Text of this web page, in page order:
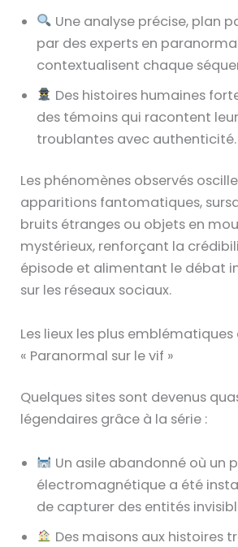
Une analyse précise, plan
par des experts en
contextualisent chaque
Des histoires humaines
des témoins qui racontent
troublantes avec authenticité.
Les phénomènes observés
apparitions fantomatiques,
bruits étranges ou objets en
mystérieux, renforçant la
épisode et alimentant le débat
sur les réseaux sociaux.
Les lieux les plus
« Paranormal sur le vif »
Quelques sites sont devenus
légendaires grâce à la série :
Un asile abandonné où un
électromagnétique a été
de capturer des entités
Des maisons aux histoires